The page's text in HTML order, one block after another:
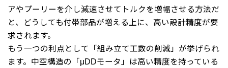
アやプーリーを介し減速させてトルクを増幅させる方法だ
と、どうしても付帯部品が増える上に、高い設計精度が要
求されます。
もう一つの利点として「組み立て工数の削減」が挙げられ
ます。中空構造の「μDDモータ」は高い精度を持っている